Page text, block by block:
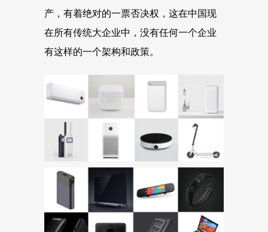
产，有着绝对的一票否决权，这在中国现
在所有传统大企业中，没有任何一个企业
有这样的一个架构和政策。